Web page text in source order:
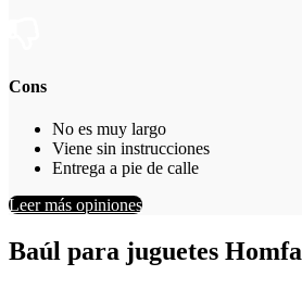
Cons
No es muy largo
Viene sin instrucciones
Entrega a pie de calle
Leer más opiniones
Baúl para juguetes Homfa